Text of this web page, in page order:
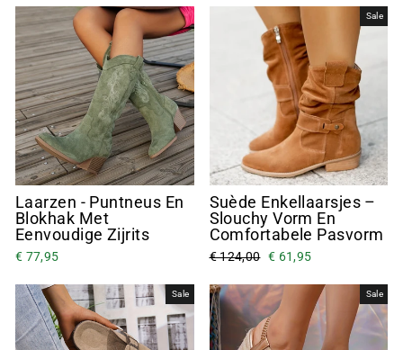
Laarzen - Puntneus En
Blokhak Met
Eenvoudige Zijrits
€ 77,95
Sale
Suède Enkellaarsjes –
Slouchy Vorm En
Comfortabele Pasvorm
€ 124,00 € 61,95
Sale Sale